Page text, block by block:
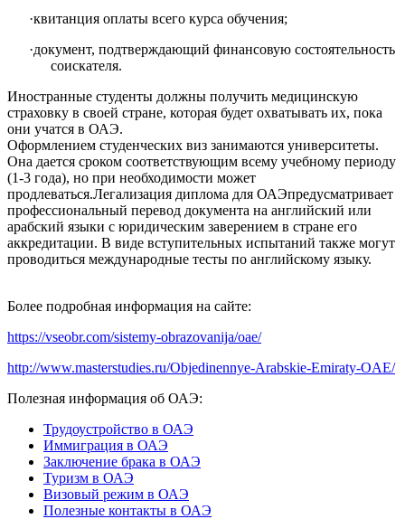
·квитанция оплаты всего курса обучения;
·документ, подтверждающий финансовую состоятельность
соискателя.
Иностранные студенты должны получить медицинскую
страховку в своей стране, которая будет охватывать их, пока
они учатся в ОАЭ.
Оформлением студенческих виз занимаются университеты.
Она дается сроком соответствующим всему учебному периоду
(1-3 года), но при необходимости может
продлеваться.Легализация диплома для ОАЭпредусматривает
профессиональный перевод документа на английский или
арабский языки с юридическим заверением в стране его
аккредитации. В виде вступительных испытаний также могут
проводиться международные тесты по английскому языку.
Более подробная информация на сайте:
https://vseobr.com/sistemy-obrazovanija/oae/
http://www.masterstudies.ru/Objedinennye-Arabskie-Emiraty-OAE/
Полезная информация об ОАЭ:
Трудоустройство в ОАЭ
Иммиграция в ОАЭ
Заключение брака в ОАЭ
Туризм в ОАЭ
Визовый режим в ОАЭ
Полезные контакты в ОАЭ